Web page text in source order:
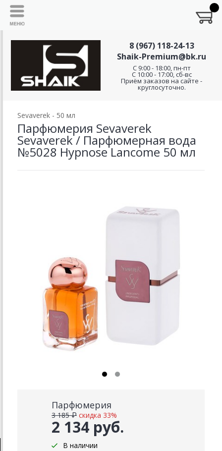
8 (967) 118-24-13
Shaik-Premium@bk.ru
C 9:00 - 18:00, пн-пт
С 10:00 - 17:00, сб-вс
Приём заказов на сайте -
круглосуточно.
Sevaverek - 50 мл
Парфюмерия Sevaverek
Sevaverek / Парфюмерная вода
№5028 Hypnose Lancome 50 мл
Парфюмерия
2 134 руб.
3 185 ₽ скидка 33%
В наличии